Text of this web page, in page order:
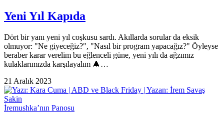
Yeni Yıl Kapıda
Dört bir yanı yeni yıl coşkusu sardı. Akıllarda sorular da eksik
olmuyor: "Ne giyeceğiz?", "Nasıl bir program yapacağız?" Öyleyse
beraber karar verelim bu eğlenceli güne, yeni yılı da ağzımız
kulaklarımızda karşılayalım 🎄…
21 Aralık 2023
İremushka’nın Panosu